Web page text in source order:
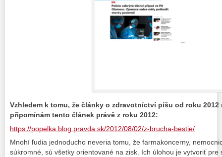
Vzhledem k tomu, že články o zdravotníctví píšu od roku
připomínám tento článek právě z roku 2012:
https://popelka.blog.pravda.sk/2012/08/02/z-brucha-bestie/
Mnohí ľudia jednoducho neveria tomu, že farmakoncerny,
súkromné, sú všetky orientované na zisk. Ich úlohou je vytvoriť pre